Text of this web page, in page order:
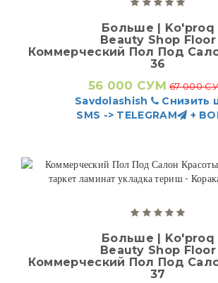
Больше | Ko'proq
Beauty Shop Floor
Коммерческий Пол Под
36
56 000 СУМ 67 000
Savdolashish
Снизить
SMS -> TELEGRAM
+
Больше | Ko'proq
Beauty Shop Floor
Коммерческий Пол Под
37